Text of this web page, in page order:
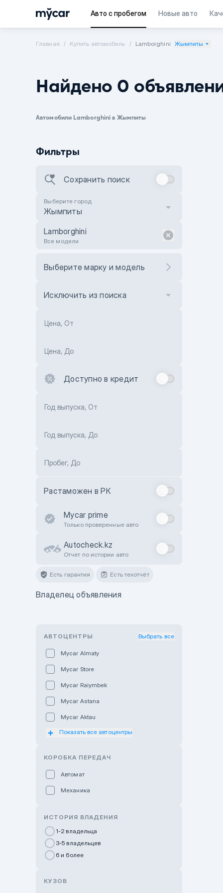
Авто с пробегом Новые авто
Главная Купить автомобиль Lamborghini Жымпиты
Найдено 0
Автомобили Lamborghini в Жымпиты
Фильтры
Сохранить поиск
Выберите город
Жымпиты
Lamborghini
Все модели
Выберите марку и модель
Исключить из поиска
Цена, От
Цена, До
Доступно в кредит
Год выпуска, От
Год выпуска, До
Пробег, До
Растаможен в РК
Mycar prime
Только проверенные авто
Autocheck.kz
Отчет по истории авто
Есть гарантия Есть техотчёт
Владелец объявления
АВТОЦЕНТРЫ Выбрать все
Mycar Almaty
Mycar Store
Mycar Raiymbek
Mycar Astana
Mycar Aktau
Mycar Uralsk
GWM Nurly Zhol
Chery Astana
Показать все автоцентры
КОРОБКА ПЕРЕДАЧ
Автомат
Механика
ИСТОРИЯ ВЛАДЕНИЯ
1-2 владельца
3-5 владельцев
6 и более
КУЗОВ